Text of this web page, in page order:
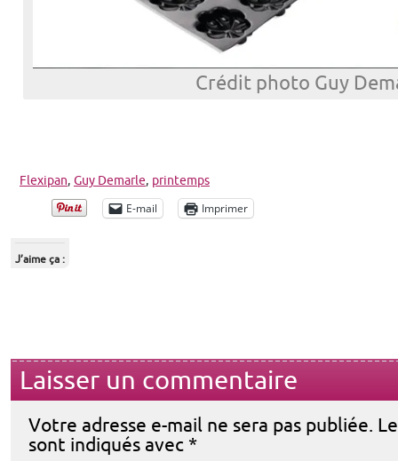
Crédit photo Guy
Flexipan, Guy Demarle, printemps
E-mail Imprimer
J’aime ça :
Laisser un commentaire
Votre adresse e-mail ne sera pas publiée.
sont indiqués avec *